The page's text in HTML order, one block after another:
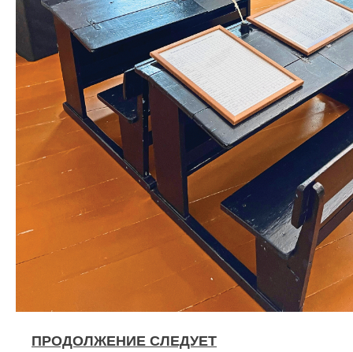
ПРОДОЛЖЕНИЕ СЛЕДУЕТ